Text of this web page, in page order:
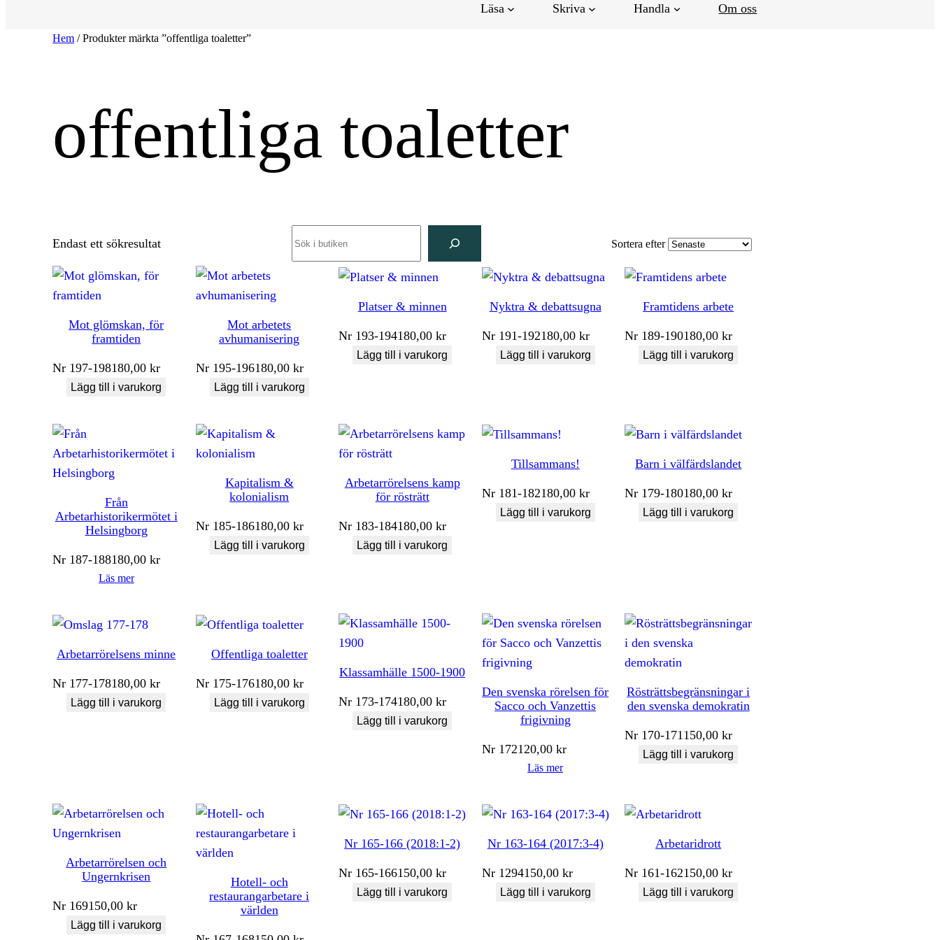
Läsa Skriva Handla Om oss
Hem / Produkter märkta ”offentliga toaletter”
offentliga toaletter
Endast ett sökresultat Sortera efter
Mot glömskan, för
framtiden
Nr 197-198180,00kr
Lägg till i varukorg
Mot arbetets
avhumanisering
Nr 195-196180,00 kr
Lägg till i varukorg
Platser & minnen
Nr 193-194180,00kr
Lägg till i varukorg
Nyktra & debattsugna
Nr 191-192180,00 kr
Lägg till i varukorg
Framtidens arbete
Nr 189-190180,00kr
Lägg till i varukorg
Från
Arbetarhistorikermötet i
Helsingborg
Nr 187-188180,00kr
Läs mer
Kapitalism &
kolonialism
Nr 185-186180,00 kr
Lägg till i varukorg
Arbetarrörelsens kamp
för rösträtt
Nr 183-184180,00kr
Lägg till i varukorg
Tillsammans!
Nr 181-182180,00 kr
Lägg till i varukorg
Barn i välfärdslandet
Nr 179-180180,00kr
Lägg till i varukorg
Arbetarrörelsens minne
Nr 177-178180,00kr
Lägg till i varukorg
Offentliga toaletter
Nr 175-176180,00 kr
Lägg till i varukorg
Klassamhälle 1500-1900
Nr 173-174180,00kr
Lägg till i varukorg
Den svenska rörelsen för
Sacco och Vanzettis
frigivning
Nr 172120,00 kr
Läs mer
Rösträttsbegränsningar i
den svenska demokratin
Nr 170-171150,00kr
Lägg till i varukorg
Arbetarrörelsen och
Ungernkrisen
Nr 169150,00kr
Lägg till i varukorg
Hotell- och
restaurangarbetare i
världen
Nr 165-166 (2018:1-2)
Nr 165-166150,00kr
Lägg till i varukorg
Nr 163-164 (2017:3-4)
Nr 1294150,00 kr
Lägg till i varukorg
Arbetaridrott
Nr 161-162150,00kr
Lägg till i varukorg